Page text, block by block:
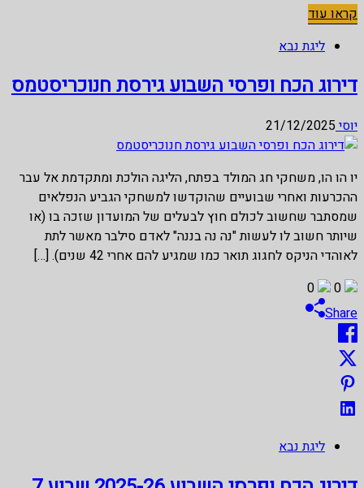
קראו עוד
ליגת נבא
דירוג הכח ופרסי השבוע גירסת חנוכריסטמס
יוסי 21/12/2025
יו הו הו, משחקי חג המולד בפתח, הליגה הולכת ומתקדמת אל עבר
ההכרעות ואחרי שבועיים שהוקדשו למשחקי הגביע הנפלאים
שמסתבר שחשוב לכולם חוץ לבעלים של המועדון שזכה בו (או
שיותר חשוב לו לעשות "נה נה בננה" לאדם סילבר מאשר לתת
לאוהדי הניקס לחגוג תואר כמו שמגיע להם אחרי 42 שנים). […]
0
0
Share
ליגת נבא